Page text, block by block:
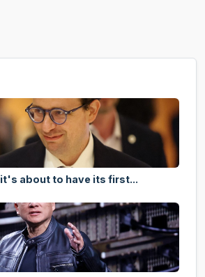
about to have its first...